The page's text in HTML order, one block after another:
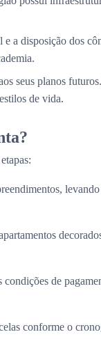
a disposição dos
seus planos
de vida.
de
conforme o